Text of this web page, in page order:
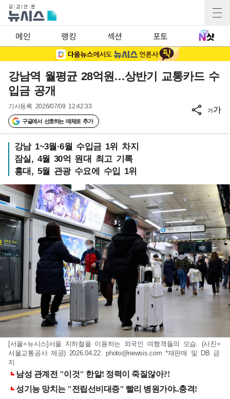
메인 랭킹 섹션 포토
강남역 월평균 28억원…상반기 교통카드 수
입금 공개
기사등록 2026/07/09 12:42:33
구글에서 선호하는 매체로 추가
가가
강남 1~3월·6월 수입금 1위 차지
잠실, 4월 30억 원대 최고 기록
홍대, 5월 관광 수요에 수입 1위
[서울=뉴시스]서울 지하철을 이용하는 외국인 여행객들의 모습. (사진=
서울교통공사 제공) 2026.04.22.photo@newsis.com *재판매 및 DB 금
지